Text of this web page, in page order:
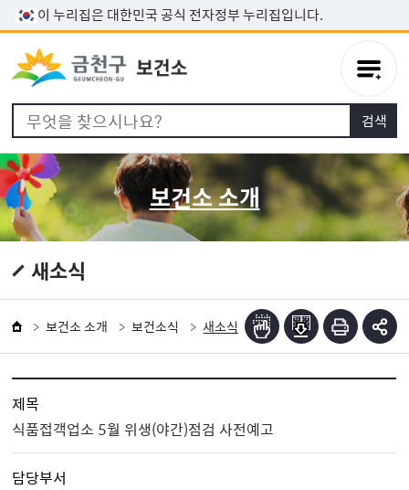
본문 바로가기
이 누리집은 대한민국 공식 전자정부 누리집입니다.
보건소 소개
새소식
보건소 소개 보건소식 새소식
제목
식품접객업소 5월 위생(야간)점검 사전예고
담당부서